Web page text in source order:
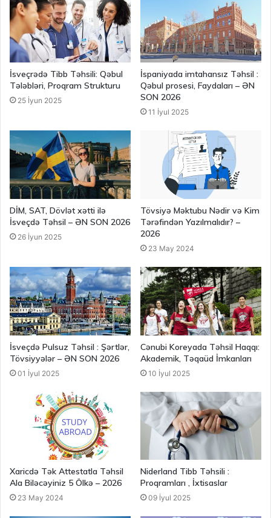
İsveçrədə Tibb Təhsili: Qəbul
Tələbləri, Proqram Strukturu
25 İyun 2025
İspaniyada imtahansız Təhsil :
Qəbul prosesi, Faydaları – ƏN
SON 2026
11 İyul 2025
DİM, SAT, Dövlət xətti ilə
İsveçdə Təhsil – ƏN SON 2026
26 İyun 2025
Tövsiyə Məktubu Nədir və Kim
Tərəfindən Yazılmalıdır? –
2026
23 May 2024
İsveçdə Pulsuz Təhsil : Şərtlər,
Tövsiyyələr – ƏN SON 2026
01 İyul 2025
Cənubi Koreyada Təhsil Haqqı:
Akademik, Təqaüd İmkanları
10 İyul 2025
Xaricdə Tək Attestatla Təhsil
Ala Biləcəyiniz 5 Ölkə – 2026
23 May 2024
Niderland Tibb Təhsili :
Proqramları , İxtisaslar
09 İyul 2025